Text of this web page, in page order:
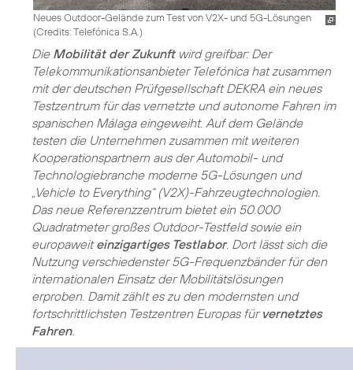
Neues Outdoor-Gelände zum Test von V2X- und 5G-Lösungen
(Credits: Telefónica S.A.)
Die Mobilität der Zukunftwird greifbar: Der
Telekommunikationsanbieter Telefónica hat zusammen
mit der deutschen Prüfgesellschaft DEKRA ein neues
Testzentrum für das vernetzte und autonome Fahren im
spanischen Málaga eingeweiht. Auf dem Gelände
testen die Unternehmen zusammen mit weiteren
Kooperationspartnern aus der Automobil- und
Technologiebranche moderne 5G-Lösungenund
„Vehicle to Everything“ (V2X)-Fahrzeugtechnologien.
Das neue Referenzzentrum bietet ein 50.000
Quadratmeter großes Outdoor-Testfeld sowie ein
europaweiteinzigartiges Testlabor. Dort lässt sich die
Nutzung verschiedenster 5G-Frequenzbänder für den
internationalen Einsatz der Mobilitätslösungen
erproben. Damit zählt es zu den modernsten und
fortschrittlichsten Testzentren Europas für vernetztes
Fahren.